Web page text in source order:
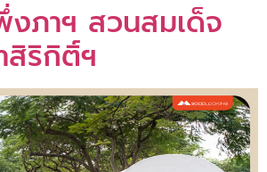
งภาฯ สวนสมเด็จ
สิริกิติ์ฯ